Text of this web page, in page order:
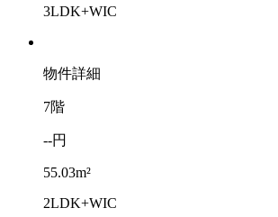
3LDK+WIC
物件詳細
7階
--円
55.03m²
2LDK+WIC